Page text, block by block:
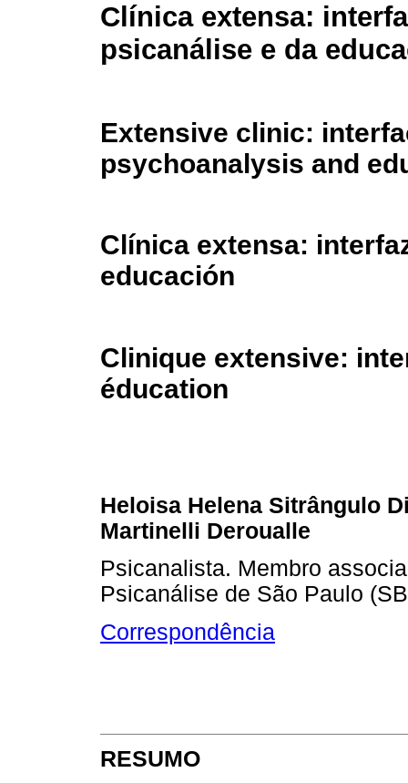
Clínica extensa:
psicanálise e da
Extensive clinic:
psychoanalysis and
Clínica extensa:
educación
Clinique extensive:
éducation
Heloisa Helena Sitrângulo
Martinelli Deroualle
Psicanalista. Membro
Psicanálise de São Paulo
Correspondência
RESUMO